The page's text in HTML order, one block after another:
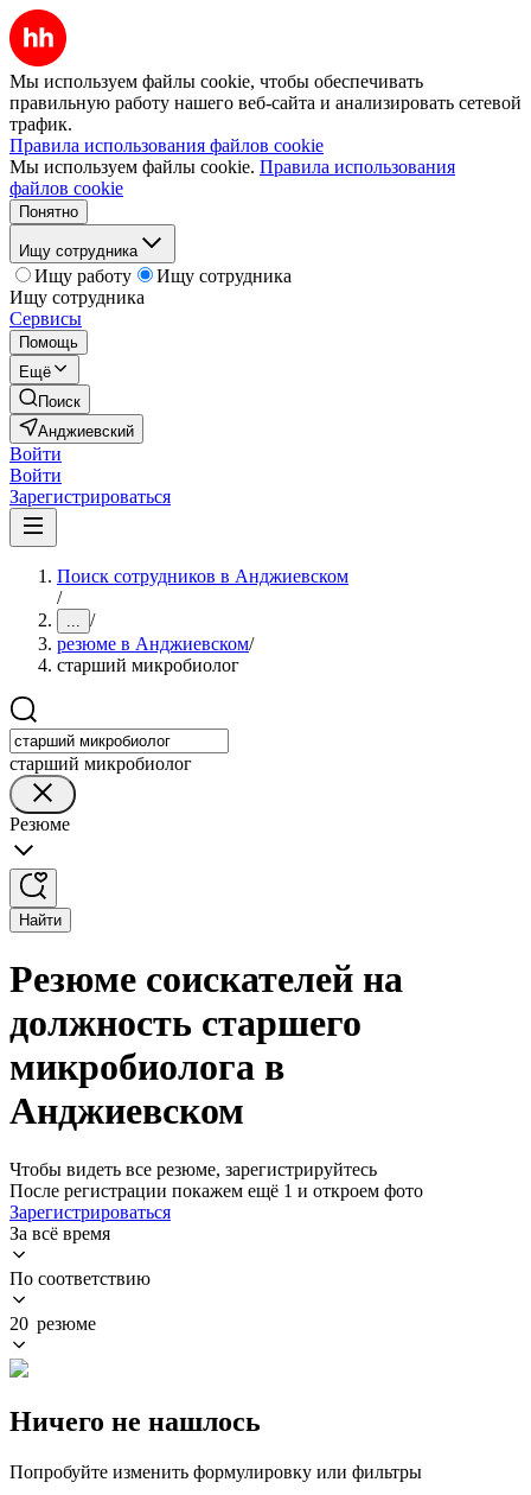
Мы используем файлы cookie, чтобы обеспечивать
правильную работу нашего веб-сайта и анализировать сетевой
трафик.
Правила использования файлов cookie
Мы используем файлы cookie. Правила использования
файлов cookie
Понятно
Ищу сотрудника
Ищу работу
Ищу сотрудника
Ищу сотрудника
Сервисы
Помощь
Ещё
Поиск
Анджиевский
Войти
Войти
Зарегистрироваться
Поиск сотрудников в Анджиевском
/
... /
резюме в Анджиевском/
старший микробиолог
старший микробиолог
Резюме
Найти
Резюме соискателей на
должность старшего
микробиолога в
Анджиевском
Чтобы видеть все резюме, зарегистрируйтесь
После регистрации покажем ещё 1 и откроем фото
Зарегистрироваться
За всё время
По соответствию
20 резюме
Ничего не нашлось
Попробуйте изменить формулировку или фильтры